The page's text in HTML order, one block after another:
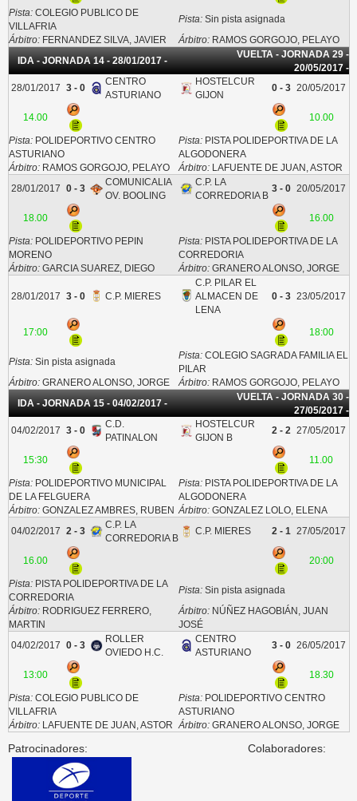
Pista:COLEGIO PUBLICO DE
VILLAFRIA
Pista:Sin pista asignada
Árbitro:FERNANDEZ SILVA, JAVIER Árbitro:RAMOS GORGOJO, PELAYO
IDA - JORNADA 14 - 28/01/2017 -
VUELTA - JORNADA 29 -
20/05/2017 -
28/01/2017
3 - 0
CENTRO
ASTURIANO
HOSTELCUR
GIJON
0 - 3 20/05/2017
14.00 10.00
Pista:POLIDEPORTIVO CENTRO
ASTURIANO
Pista:PISTA POLIDEPORTIVA DE LA
ALGODONERA
Árbitro:RAMOS GORGOJO, PELAYO Árbitro:LAFUENTE DE JUAN, ASTOR
28/01/2017
0 - 3
COMUNICALIA
OV. BOOLING
C.P. LA
CORREDORIA B
3 - 0 20/05/2017
18.00 16.00
Pista:POLIDEPORTIVO PEPIN
MORENO
Pista:PISTA POLIDEPORTIVA DE LA
CORREDORIA
Árbitro:GARCIA SUAREZ, DIEGO Árbitro:GRANERO ALONSO, JORGE
28/01/2017 3 - 0 C.P. MIERES
C.P. PILAR EL
ALMACEN DE
LENA
0 - 3 23/05/2017
17:00 18:00
Pista:Sin pista asignada
Pista:COLEGIO SAGRADA FAMILIA EL
PILAR
Árbitro:GRANERO ALONSO, JORGE Árbitro:RAMOS GORGOJO, PELAYO
IDA - JORNADA 15 - 04/02/2017 -
VUELTA - JORNADA 30 -
27/05/2017 -
04/02/2017
3 - 0
C.D.
PATINALON
HOSTELCUR
GIJON B
2 - 2 27/05/2017
15:30 11.00
Pista:POLIDEPORTIVO MUNICIPAL
DE LA FELGUERA
Pista:PISTA POLIDEPORTIVA DE LA
ALGODONERA
Árbitro:GONZALEZ AMBRES, RUBEN Árbitro:GONZALEZ LOLO, ELENA
04/02/2017
2 - 3
C.P. LA
CORREDORIA B
C.P. MIERES 2 - 1 27/05/2017
16.00 20:00
Pista:PISTA POLIDEPORTIVA DE LA
CORREDORIA
Pista:Sin pista asignada
Árbitro:RODRIGUEZ FERRERO,
MARTIN
Árbitro:NÚÑEZ HAGOBIÁN, JUAN
JOSÉ
04/02/2017
0 - 3
ROLLER
OVIEDO H.C.
CENTRO
ASTURIANO
3 - 0 26/05/2017
13:00 18.30
Pista:COLEGIO PUBLICO DE
VILLAFRIA
Pista:POLIDEPORTIVO CENTRO
ASTURIANO
Árbitro:LAFUENTE DE JUAN, ASTOR Árbitro:GRANERO ALONSO, JORGE
Patrocinadores: Colaboradores: